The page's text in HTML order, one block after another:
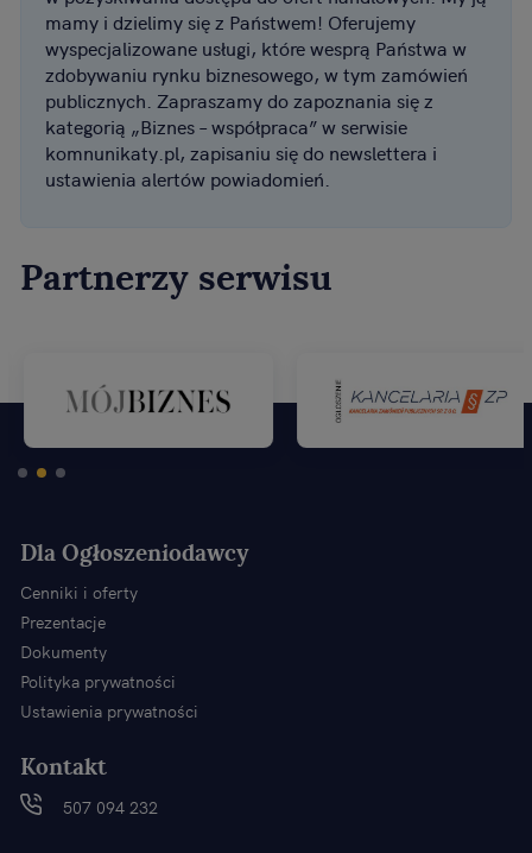
mamy i dzielimy się z Państwem! Oferujemy
wyspecjalizowane usługi, które wesprą Państwa w
zdobywaniu rynku biznesowego, w tym zamówień
publicznych. Zapraszamy do zapoznania się z
kategorią „Biznes – współpraca” w serwisie
komnunikaty.pl, zapisaniu się do newslettera i
ustawienia alertów powiadomień.
Partnerzy serwisu
Dla Ogłoszeniodawcy
Cenniki i oferty
Prezentacje
Dokumenty
Polityka prywatności
Ustawienia prywatności
Kontakt
507 094 232